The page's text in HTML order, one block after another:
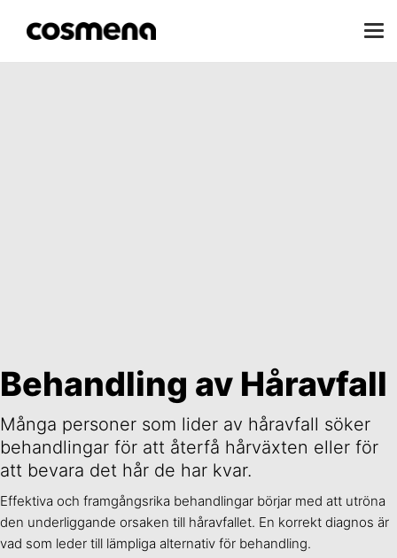
Behandling av Håravfall
Många personer som lider av håravfall söker
behandlingar för att återfå hårväxten eller för
att bevara det hår de har kvar.
Effektiva och framgångsrika behandlingar börjar med att utröna
den underliggande orsaken till håravfallet. En korrekt diagnos är
vad som leder till lämpliga alternativ för behandling.